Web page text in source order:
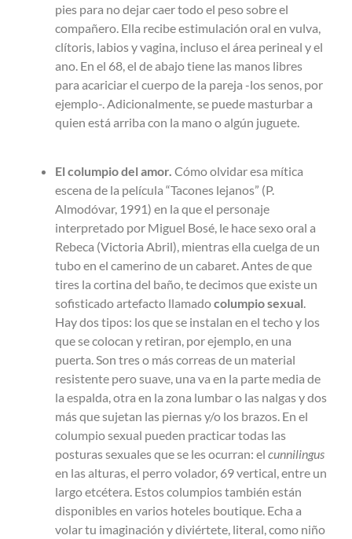
pies para no dejar caer todo el peso sobre el
compañero. Ella recibe estimulación oral en vulva,
clítoris, labios y vagina, incluso el área perineal y el
ano. En el 68, el de abajo tiene las manos libres
para acariciar el cuerpo de la pareja -los senos, por
ejemplo-. Adicionalmente, se puede masturbar a
quien está arriba con la mano o algún juguete.
El columpio del amor. Cómo olvidar esa mítica
escena de la película “Tacones lejanos” (P.
Almodóvar, 1991) en la que el personaje
interpretado por Miguel Bosé, le hace sexo oral a
Rebeca (Victoria Abril), mientras ella cuelga de un
tubo en el camerino de un cabaret. Antes de que
tires la cortina del baño, te decimos que existe un
sofisticado artefacto llamadocolumpio sexual.
Hay dos tipos: los que se instalan en el techo y los
que se colocan y retiran, por ejemplo, en una
puerta. Son tres o más correas de un material
resistente pero suave, una va en la parte media de
la espalda, otra en la zona lumbar o las nalgas y dos
más que sujetan las piernas y/o los brazos. En el
columpio sexual pueden practicar todas las
posturas sexuales que se les ocurran: el cunnilingus
en las alturas, el perro volador, 69 vertical, entre un
largo etcétera. Estos columpios también están
disponibles en varios hoteles boutique. Echa a
volar tu imaginación y diviértete, literal, como niño